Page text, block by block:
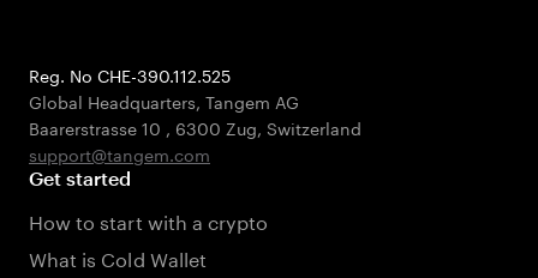
Reg. No CHE-390.112.525
Global Headquarters, Tangem AG
Baarerstrasse 10 , 6300 Zug, Switzerland
support@tangem.com
Get started
How to start with a crypto
What is Cold Wallet